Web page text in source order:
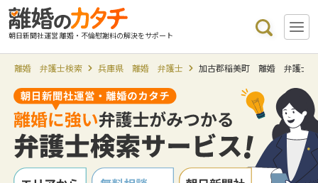
朝日新聞社運営 離婚・不倫慰謝料の解決をサポート
離婚 弁護士検索 兵庫県 離婚 弁護士 加古郡稲美町 離婚 弁護士